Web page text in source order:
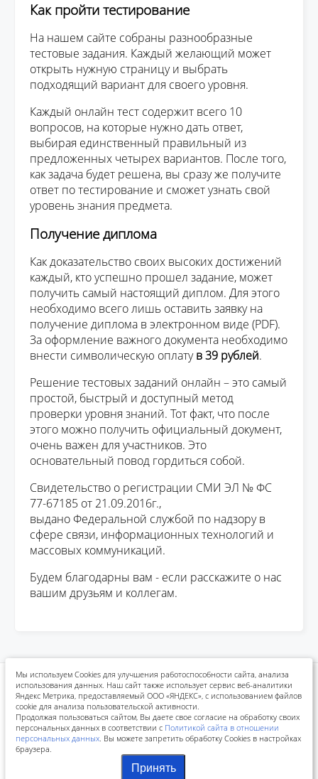
Как пройти тестирование
На нашем сайте собраны разнообразные
тестовые задания. Каждый желающий может
открыть нужную страницу и выбрать
подходящий вариант для своего уровня.
Каждый онлайн тест содержит всего 10
вопросов, на которые нужно дать ответ,
выбирая единственный правильный из
предложенных четырех вариантов. После того,
как задача будет решена, вы сразу же получите
ответ по тестирование и сможет узнать свой
уровень знания предмета.
Получение диплома
Как доказательство своих высоких достижений
каждый, кто успешно прошел задание, может
получить самый настоящий диплом. Для этого
необходимо всего лишь оставить заявку на
получение диплома в электронном виде (PDF).
За оформление важного документа необходимо
внести символическую оплатув 39 рублей.
Решение тестовых заданий онлайн – это самый
простой, быстрый и доступный метод
проверки уровня знаний. Тот факт, что после
этого можно получить официальный документ,
очень важен для участников. Это
основательный повод гордиться собой.
Свидетельство о регистрации СМИ ЭЛ № ФС
77-67185 от 21.09.2016г.,
выдано Федеральной службой по надзору в
сфере связи, информационных технологий и
массовых коммуникаций.
Будем благодарны вам - если расскажите о нас
вашим друзьям и коллегам.
Политика конфиденциальности
Положения конкурсов
Реквизиты для оплаты
Образовательный портал Завуч (6+)
Принять
Мы используем Cookies для улучшения работоспособности сайта, анализа
использования данных. Наш сайт также использует сервис веб-аналитики
Яндекс Метрика, предоставляемый ООО «ЯНДЕКС», с использованием файлов
cookie для анализа пользовательской активности.
Продолжая пользоваться сайтом, Вы даете свое согласие на обработку своих
персональных данных в соответствии с Политикой сайта в отношении
персональных данных. Вы можете запретить обработку Cookies в настройках
браузера.